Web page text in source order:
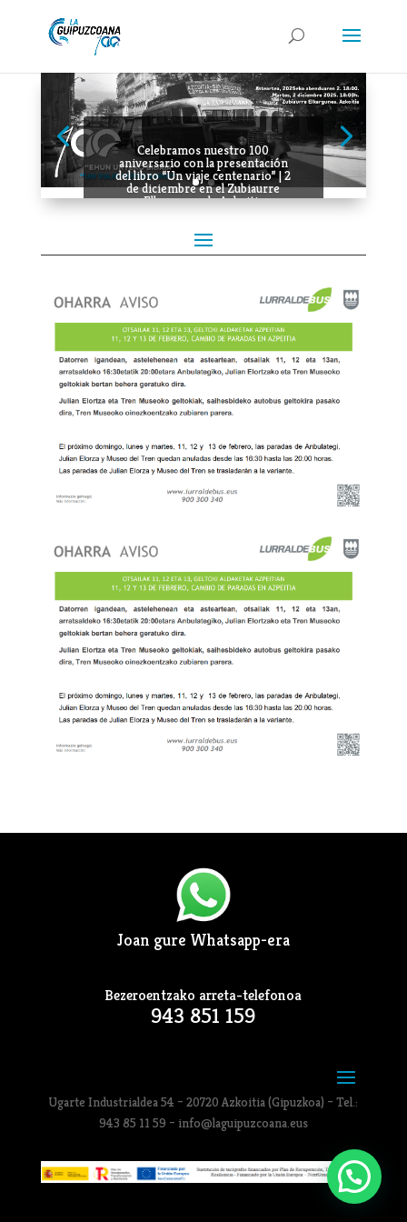
Celebramos nuestro 100
aniversario con la presentación
del libro “Un viaje centenario” | 2
de diciembre en el Zubiaurre
Elkargunea de Azkoitia
Joan gure Whatsapp-era
Bezeroentzako arreta-telefonoa
943 851 159
Ugarte Industrialdea 54 – 20720 Azkoitia (Gipuzkoa) – Tel.:
943 85 11 59 – info@laguipuzcoana.eus